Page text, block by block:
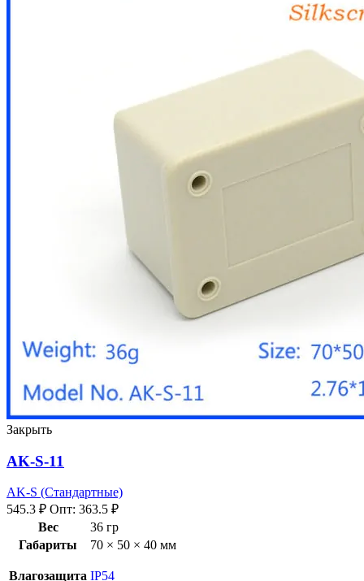
Закрыть
AK-S-11
AK-S (Стандартные)
545.3 ₽ Опт: 363.5 ₽
Вес
36 гр
Габариты
70 × 50 × 40 мм
Влагозащита IP54